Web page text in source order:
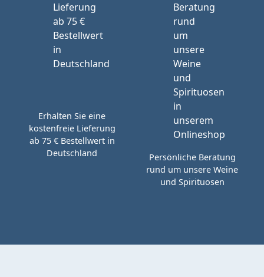
Erhalten Sie eine
kostenfreie Lieferung
ab 75 € Bestellwert in
Deutschland
Persönliche Beratung
rund um unsere Weine
und Spirituosen